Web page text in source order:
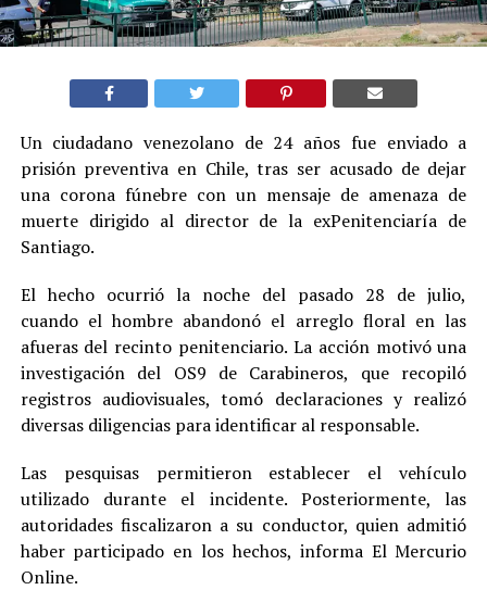
Un ciudadano venezolano de 24 años fue enviado a
prisión preventiva en Chile, tras ser acusado de dejar
una corona fúnebre con un mensaje de amenaza de
muerte dirigido al director de la exPenitenciaría de
Santiago.
El hecho ocurrió la noche del pasado 28 de julio,
cuando el hombre abandonó el arreglo floral en las
afueras del recinto penitenciario. La acción motivó una
investigación del OS9 de Carabineros, que recopiló
registros audiovisuales, tomó declaraciones y realizó
diversas diligencias para identificar al responsable.
Las pesquisas permitieron establecer el vehículo
utilizado durante el incidente. Posteriormente, las
autoridades fiscalizaron a su conductor, quien admitió
haber participado en los hechos, informa El Mercurio
Online.